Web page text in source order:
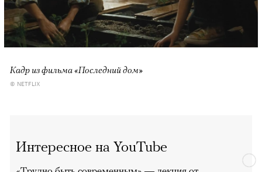
Кадр из фильма «Последний дом»
© NETFLIX
Интересное на YouTube